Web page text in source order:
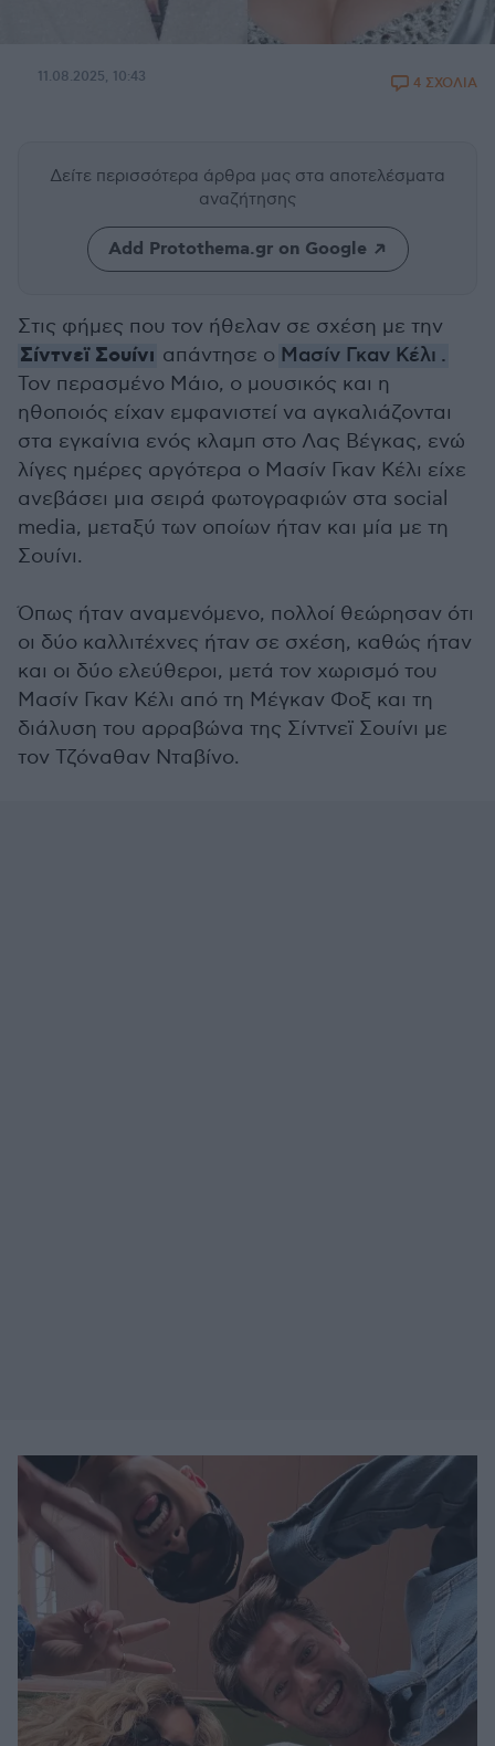
11.08.2025, 10:43 4 ΣΧΟΛΙΑ
Δείτε περισσότερα άρθρα μας στα αποτελέσματα
αναζήτησης
Add Protothema.gr on Google
Στις φήμες που τον ήθελαν σε σχέση με την
Σίντνεϊ Σουίνι απάντησε ο Μασίν Γκαν Κέλι .
Τον περασμένο Μάιο, ο μουσικός και η
ηθοποιός είχαν εμφανιστεί να αγκαλιάζονται
στα εγκαίνια ενός κλαμπ στο Λας Βέγκας, ενώ
λίγες ημέρες αργότερα ο Μασίν Γκαν Κέλι είχε
ανεβάσει μια σειρά φωτογραφιών στα social
media, μεταξύ των οποίων ήταν και μία με τη
Σουίνι.
Όπως ήταν αναμενόμενο, πολλοί θεώρησαν ότι
οι δύο καλλιτέχνες ήταν σε σχέση, καθώς ήταν
και οι δύο ελεύθεροι, μετά τον χωρισμό του
Μασίν Γκαν Κέλι από τη Μέγκαν Φοξ και τη
διάλυση του αρραβώνα της Σίντνεϊ Σουίνι με
τον Τζόναθαν Νταβίνο.